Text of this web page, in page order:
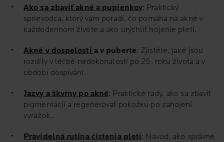
Ako sa zbaviť akné a pupienkov: Praktický
sprievodca, ktorý vám poradí, čo pomáha na akné v
každodennom živote a ako urýchliť hojenie pleti.
Akné v dospelosti a v puberte: Zjistěte, jaké jsou
rozdíly v léčbě nedokonalostí po 25. roku života a v
období dospívání.
Jazvy a škvrny po akné: Praktické rady, ako sa zbaviť
pigmentácií a regenerovať pokožku po zahojení
vyrážok.
Pravidelná rutina čistenia pleti: Návod, ako správne